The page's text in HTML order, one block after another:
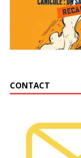
CONTACT